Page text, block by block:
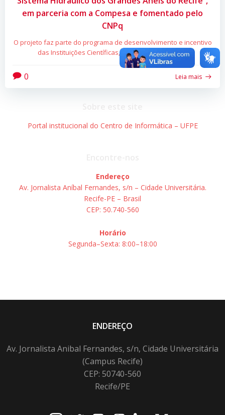
em parceria com a Compesa e fomentado pelo
CNPq
O projeto faz parte do programa de desenvolvimento e incentivo
das Instituições Científicas, Tecnológicas e de […]
0 Leia mais
Portal institucional do Centro de Informática – UFPE
Endereço
Av. Jornalista Aníbal Fernandes, s/n – Cidade Universitária.
Recife-PE – Brasil
CEP: 50.740-560
Horário
Segunda–Sexta: 8:00–18:00
ENDEREÇO
Av. Jornalista Anibal Fernandes, s/n, Cidade Universitária
(Campus Recife)
CEP: 50740-560
Recife/PE